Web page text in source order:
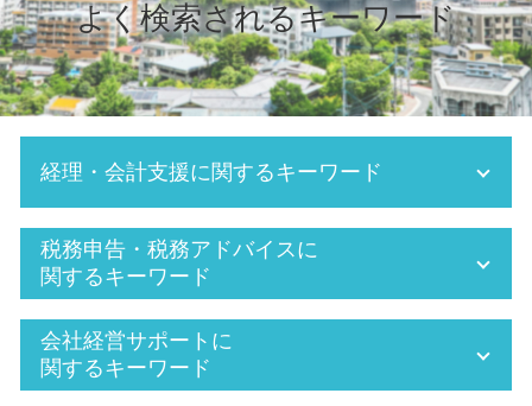
よく検索されるキーワード
経理・会計支援に関するキーワード
会社 年末調整
会計 経理
給料 税金 計算
月次決算 とは
給与 計算 控除
年末調整とは
税務申告・税務アドバイスに
関するキーワード
追徴課税 税率
確定申告 赤字
税務調査 追徴課税
会社経営サポートに
関するキーワード